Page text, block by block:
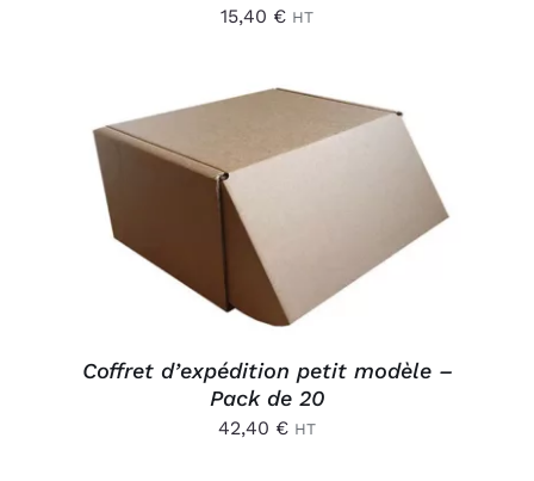
15,40 € HT
AJOUTER AU PANIER
DÉTAILS
Coffret d’expédition petit modèle –
Pack de 20
42,40 € HT